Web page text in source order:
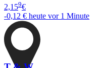
2,159€
-0,12 € heute vor 1 Minute